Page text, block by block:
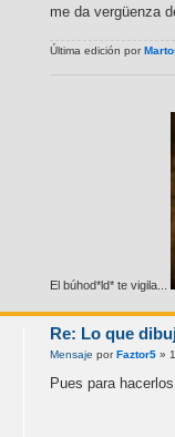
me da vergüenza
Última edición por
El búhod*ld* te vigila...
Re: Lo que
Mensaje porFaztor5 »
Pues para